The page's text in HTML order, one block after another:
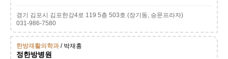
경기 김포시 김포한강4로 119 5층 503호 (장기동, 승문프라자)
031-986-7580
한방재활의학과/ 박재홍
정한방병원